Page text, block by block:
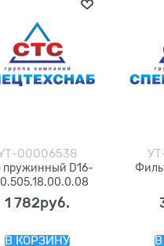
00006538
пружинный D16-
1 782руб.
В КОРЗИНУ